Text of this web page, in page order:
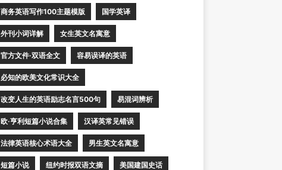
商务英语写作100主题模版 国学英译
外刊小词详解 女生英文名寓意
官方文件·双语全文 容易误译的英语
必知的欧美文化常识大全
改变人生的英语励志名言500句 易混词辨析
欧·亨利短篇小说合集 汉译英常见错误
法律英语核心术语大全 男生英文名寓意
短篇小说 纽约时报双语文摘 美国建国史话